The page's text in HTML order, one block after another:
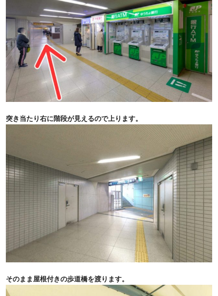
突き当たり右に階段が見えるので上ります。
そのまま屋根付きの歩道橋を渡ります。